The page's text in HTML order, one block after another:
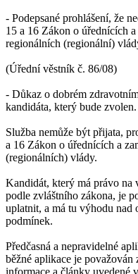
- Podepsané prohlášení, že
15 a 16 Zákon o úřednících
regionálních (regionální)
(Úřední věstník č. 86/08)
- Důkaz o dobrém
kandidáta, který bude zvolen.
Služba nemůže být přijata,
a 16 Zákon o úřednících a
(regionálních) vlády.
Kandidát, který má právo na
podle zvláštního zákona, je
uplatnit, a má tu výhodu nad
podmínek.
Předčasná a nepravidelné
běžné aplikace je považován